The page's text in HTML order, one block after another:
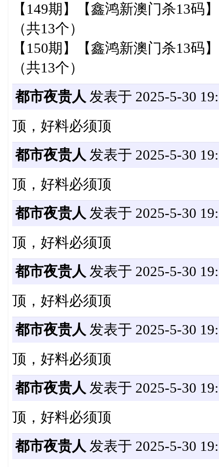
【149期】【鑫鸿新澳门杀13码
（共13个）
【150期】【鑫鸿新澳门杀13码
（共13个）
都市夜贵人 发表于 2025-5-30
顶，好料必须顶
都市夜贵人 发表于 2025-5-30
顶，好料必须顶
都市夜贵人 发表于 2025-5-30
顶，好料必须顶
都市夜贵人 发表于 2025-5-30
顶，好料必须顶
都市夜贵人 发表于 2025-5-30
顶，好料必须顶
都市夜贵人 发表于 2025-5-30
顶，好料必须顶
都市夜贵人 发表于 2025-5-30